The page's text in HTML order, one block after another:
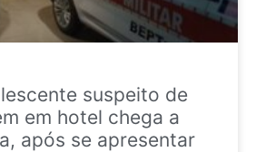
suspeito de
em hotel chega a
após se apresentar